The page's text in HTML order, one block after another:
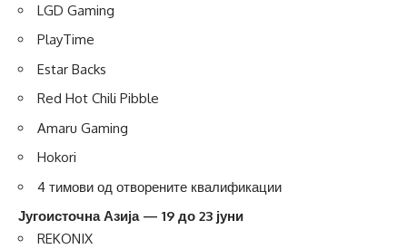
LGD Gaming
PlayTime
Estar Backs
Red Hot Chili Pibble
Amaru Gaming
Hokori
4 тимови од отворените квалификации
Југоисточна Азија — 19 до 23 јуни
REKONIX